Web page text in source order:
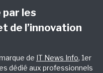
les
de l’innovation
de IT News Info, 1er
dédié aux professionnels